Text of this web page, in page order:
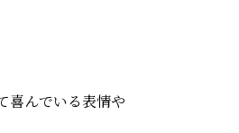
喜んでいる表情や